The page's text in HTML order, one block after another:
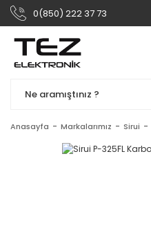
0(850) 222 37 73
Anasayfa Markalarımız Sirui